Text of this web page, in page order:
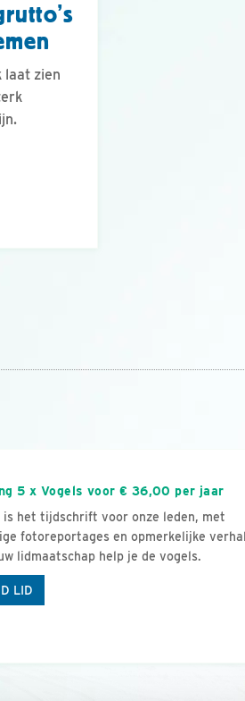
laat zien
5 x Vogels voor € 36,00 per jaar
is het tijdschrift voor onze leden, met
fotoreportages en opmerkelijke
lidmaatschap help je de vogels.
LID